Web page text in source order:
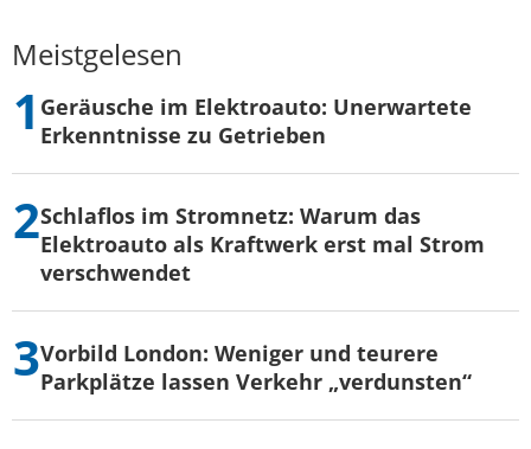
Meistgelesen
Geräusche im Elektroauto: Unerwartete
Erkenntnisse zu Getrieben
Schlaflos im Stromnetz: Warum das
Elektroauto als Kraftwerk erst mal Strom
verschwendet
Vorbild London: Weniger und teurere
Parkplätze lassen Verkehr „verdunsten“